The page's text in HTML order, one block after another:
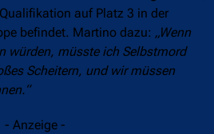
auf Platz 3 in der
befindet. Martino dazu: „Wenn
würden, müsste ich Selbstmord
Scheitern, und wir müssen
- Anzeige -